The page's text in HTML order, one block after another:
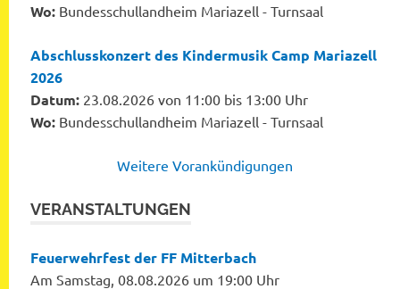
Wo: Bundesschullandheim Mariazell - Turnsaal
Abschlusskonzert des Kindermusik Camp Mariazell
2026
Datum: 23.08.2026 von 11:00 bis 13:00 Uhr
Wo: Bundesschullandheim Mariazell - Turnsaal
Weitere Vorankündigungen
VERANSTALTUNGEN
Feuerwehrfest der FF Mitterbach
Am Samstag, 08.08.2026 um 19:00 Uhr